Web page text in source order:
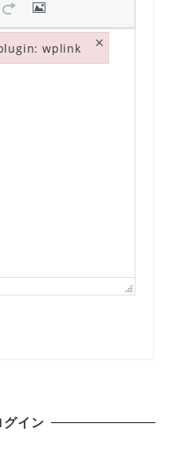
グイン
wplink ×
wplink